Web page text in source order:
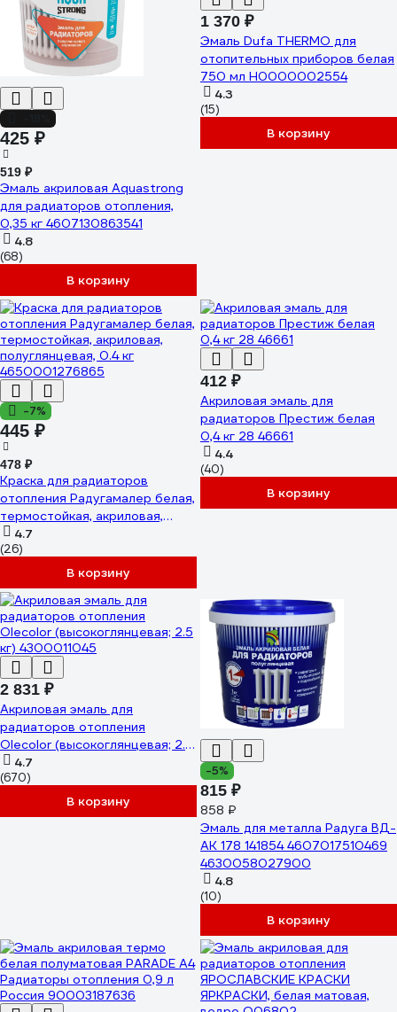
425 ₽
519 ₽
Эмаль акриловая Aquastrong
для радиаторов отопления,
0,35 кг 4607130863541
4.8
(68)
В корзину
1 370 ₽
Эмаль Dufa THERMO для
отопительных приборов белая
750 мл Н0000002554
4.3
(15)
В корзину
-7%
445 ₽
478 ₽
Краска для радиаторов
отопления Радугамалер белая,
термостойкая, акриловая,
полуглянцевая, 0.4 кг
4650001276865
4.7
(26)
В корзину
412 ₽
Акриловая эмаль для
радиаторов Престиж белая
0,4 кг 28 46661
4.4
(40)
В корзину
2 831 ₽
Акриловая эмаль для
радиаторов отопления
Olecolor (высокоглянцевая; 2.5
кг) 4300011045
4.7
(670)
В корзину
-5%
815 ₽
858 ₽
Эмаль для металла Радуга ВД-
АК 178 141854 4607017510469
4630058027900
4.8
(10)
В корзину